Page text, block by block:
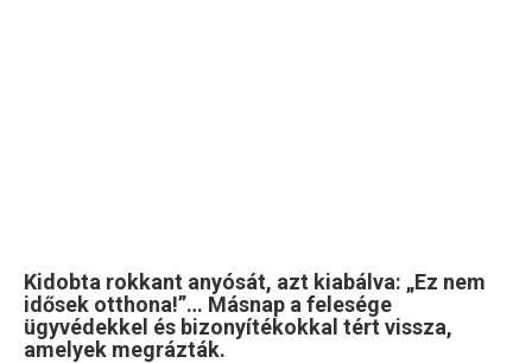
Kidobta rokkant anyósát, azt kiabálva: „Ez nem
idősek otthona!”… Másnap a felesége
ügyvédekkel és bizonyítékokkal tért vissza,
amelyek megrázták.